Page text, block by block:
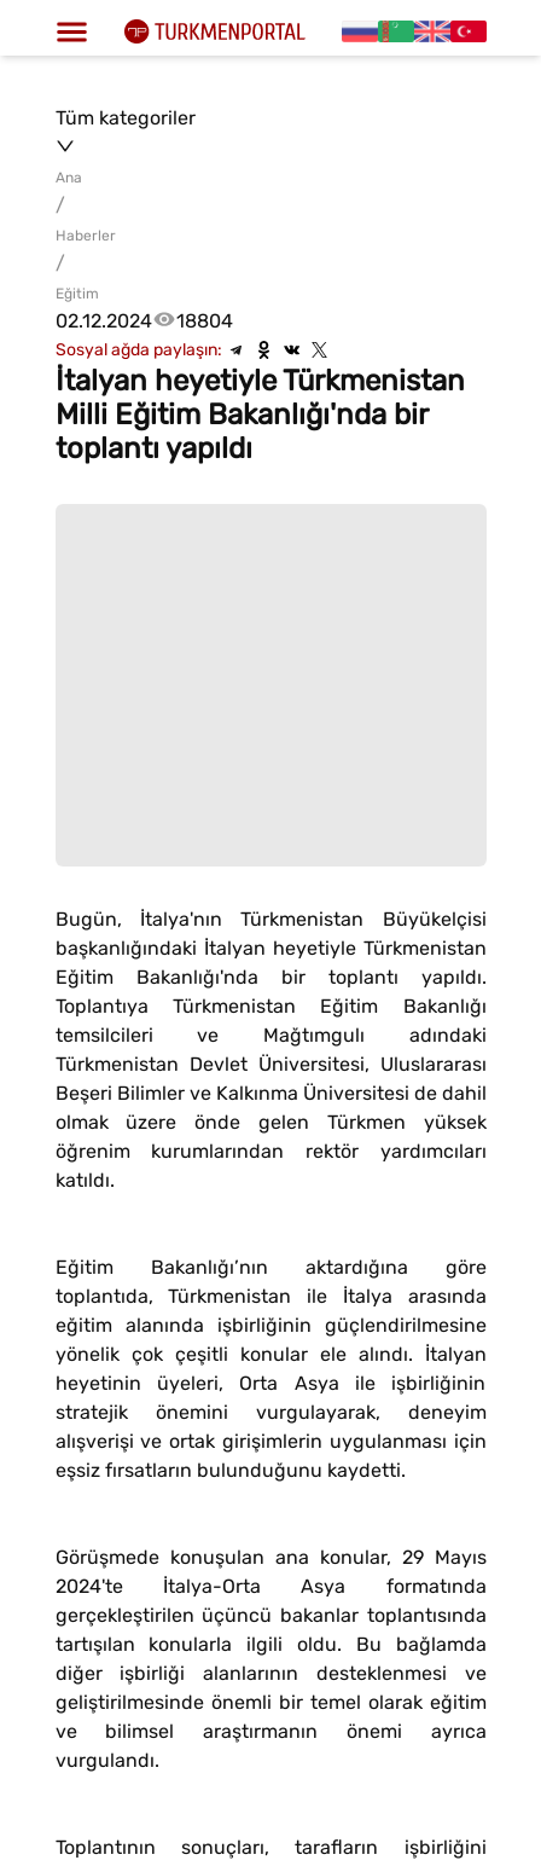
Tüm kategoriler
Ana
/
Haberler
/
Eğitim
02.12.2024 18804
Sosyal ağda paylaşın:
İtalyan heyetiyle Türkmenistan
Milli Eğitim Bakanlığı'nda bir
toplantı yapıldı
Bugün, İtalya'nın Türkmenistan Büyükelçisi
başkanlığındaki İtalyan heyetiyle Türkmenistan
Eğitim Bakanlığı'nda bir toplantı yapıldı.
Toplantıya Türkmenistan Eğitim Bakanlığı
temsilcileri ve Mağtımgulı adındaki
Türkmenistan Devlet Üniversitesi, Uluslararası
Beşeri Bilimler ve Kalkınma Üniversitesi de dahil
olmak üzere önde gelen Türkmen yüksek
öğrenim kurumlarından rektör yardımcıları
katıldı.
Eğitim Bakanlığı’nın aktardığına göre
toplantıda, Türkmenistan ile İtalya arasında
eğitim alanında işbirliğinin güçlendirilmesine
yönelik çok çeşitli konular ele alındı. İtalyan
heyetinin üyeleri, Orta Asya ile işbirliğinin
stratejik önemini vurgulayarak, deneyim
alışverişi ve ortak girişimlerin uygulanması için
eşsiz fırsatların bulunduğunu kaydetti.
Görüşmede konuşulan ana konular, 29 Mayıs
2024'te İtalya-Orta Asya formatında
gerçekleştirilen üçüncü bakanlar toplantısında
tartışılan konularla ilgili oldu. Bu bağlamda
diğer işbirliği alanlarının desteklenmesi ve
geliştirilmesinde önemli bir temel olarak eğitim
ve bilimsel araştırmanın önemi ayrıca
vurgulandı.
Toplantının sonuçları, tarafların işbirliğini